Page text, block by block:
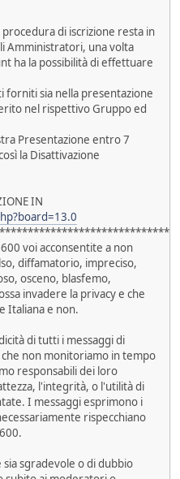
di iscrizione resta in
Amministratori, una volta
ha la possibilità di effettuare
forniti sia nella presentazione
nel rispettivo Gruppo ed
Presentazione entro 7
la Disattivazione
IN
voi acconsentite a non
diffamatorio, impreciso,
osceno, blasfemo,
invadere la privacy e che
Italiana e non.
di tutti i messaggi di
non monitoriamo in tempo
responsabili dei loro
l'integrità, o l'utilità di
I messaggi esprimono i
rispecchiano
sgradevole o di dubbio